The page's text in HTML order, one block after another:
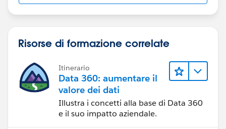
Risorse di formazione correlate
Itinerario
Data 360: aumentare il
valore dei dati
Illustra i concetti alla base di Data 360
e il suo impatto aziendale.